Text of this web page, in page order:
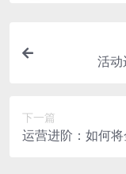
活
下一篇
运营进阶：如何